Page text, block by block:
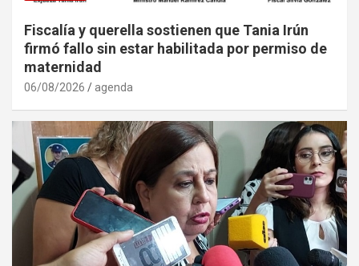
Fiscalía y querella sostienen que Tania Irún
firmó fallo sin estar habilitada por permiso de
maternidad
06/08/2026 agenda